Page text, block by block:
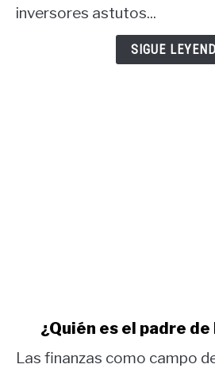
COT
inversores astutos...
SIGUE
¿Quién
¿Quién es el padre
Las finanzas como campo